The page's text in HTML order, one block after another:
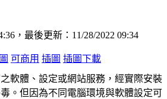
，最後更新：11/28/2022 09:34
可商用 插圖 插圖下載
軟體、設定或網站服務，經實際安裝
。但因為不同電腦環境與軟體設定可